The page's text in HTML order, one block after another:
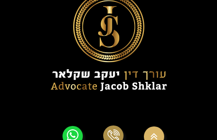
© Все права принадлежат Яков Шкляр — уголовное право